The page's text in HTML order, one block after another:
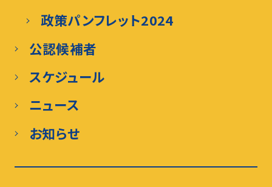
政策パンフレット2024
公認候補者
スケジュール
ニュース
お知らせ